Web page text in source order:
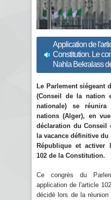
Application de
Constitution. Le
Nahla Bekralass
Le Parlement siégeant
(Conseil de la nation
nationale) se
nations (Alger), en
déclaration du Conseil
la vacance définitive
République et activer
102 de la Constitution.
Ce congrès du
application de l'article
décidé lors de la réunion